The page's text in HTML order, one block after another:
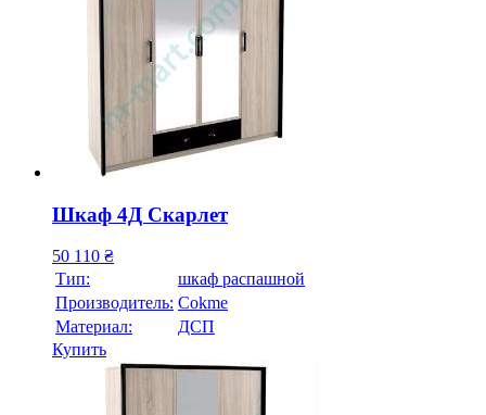
Шкаф 4Д Скарлет
50 110 ₴
Тип:
шкаф распашной
Производитель: Cokme
Материал:
ДСП
Купить